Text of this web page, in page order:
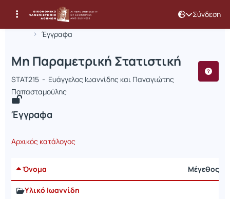
Σύνδεση
Αρχική Σελίδα
Έγγραφα
Μάθημα : Μη Παραμετρική
Κωδικός : STAT215
Μη Παραμετρική Στατιστική
STAT215 - Ευάγγελος Ιωαννίδης και Παναγιώτης
Παπασταμούλης
Έγγραφα
Αρχικός κατάλογος
Όνομα Μέγεθος
Υλικό Ιωαννίδη